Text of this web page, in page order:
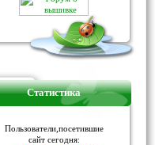
Статистика
Пoльзoвaтели,пoceтившие
caйт ceгoдня: